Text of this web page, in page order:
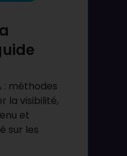
: méthodes
la visibilité,
et
sur les